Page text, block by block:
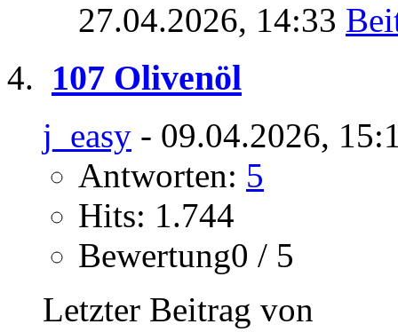
27.04.2026, 14:33
107 Olivenöl
j_easy - 09.04.2026,
Antworten: 5
Hits: 1.744
Bewertung0 / 5
Letzter Beitrag von